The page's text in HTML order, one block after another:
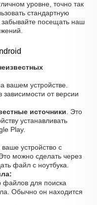
уровне, точно так
стандартную
посещать наш
вашем устройстве.
зависимости от версии
источники . Это
устанавливать
Play.
устройство с
можно сделать через
файл с ноутбука.
файлов для поиска
Обычно он находится